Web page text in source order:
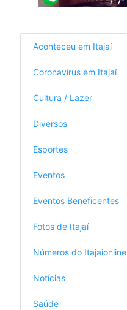
Aconteceu em Itajaí
Coronavírus em Itajaí
Cultura / Lazer
Diversos
Esportes
Eventos
Eventos Beneficentes
Fotos de Itajaí
Números do Itajaionline
Notícias
Saúde